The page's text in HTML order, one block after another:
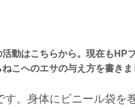
動はこちらから。現在もHP
こへのエサの与え方を書きま
す。身体にビニール袋を